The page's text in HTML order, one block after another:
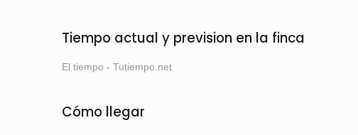
Tiempo actual y prevision en la finca
El tiempo - Tutiempo.net
Cómo llegar